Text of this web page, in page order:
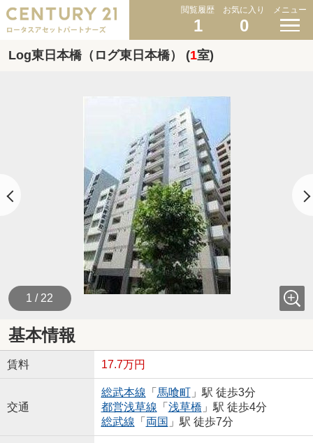
閲覧履歴
1
お気に入り
0
メニュー
Log東日本橋（ログ東日本橋） (1室)
1 / 22
基本情報
賃料 17.7万円
交通
総武本線 「 馬喰町」駅 徒歩3分
都営浅草線 「 浅草橋 」駅 徒歩4分
総武線 「 両国 」駅 徒歩7分